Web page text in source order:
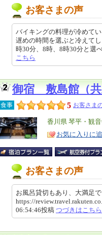
お客さまの声
バイキングの料理が冷めて
遅めの時間を選ぶと冷えて
時30分、8時、8時30分と
こちら
御宿 敷島館（
食事 5 お客さま
エ
リ
香川県 琴平・観
特 お気に入りに
お客さまの声
お風呂貸切もあり、大満足
https://
06:54:46投稿 つづきはこちら